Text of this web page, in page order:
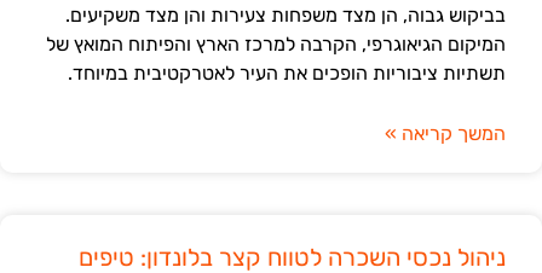
בביקוש גבוה, הן מצד משפחות צעירות והן מצד משקיעים.
המיקום הגיאוגרפי, הקרבה למרכז הארץ והפיתוח המואץ של
תשתיות ציבוריות הופכים את העיר לאטרקטיבית במיוחד.
המשך קריאה »
ניהול נכסי השכרה לטווח קצר בלונדון: טיפים